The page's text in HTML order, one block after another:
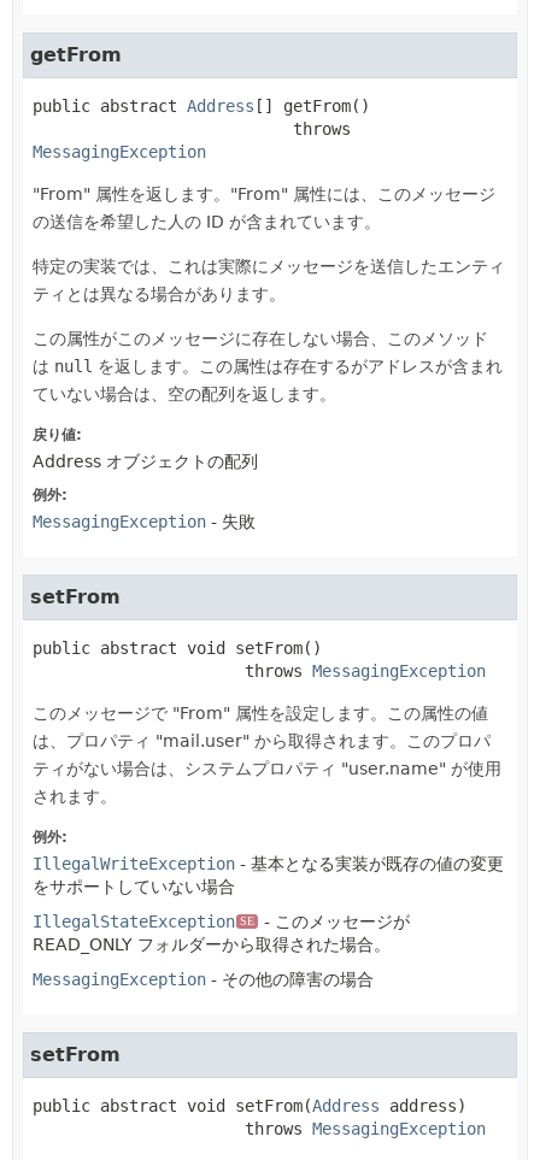
getFrom
public abstract Address [] getFrom()
                           throws
MessagingException
"From" 属性を返します。"From" 属性には、このメッセージ
の送信を希望した人の ID が含まれています。
特定の実装では、これは実際にメッセージを送信したエンティ
ティとは異なる場合があります。
この属性がこのメッセージに存在しない場合、このメソッド
は null を返します。この属性は存在するがアドレスが含まれ
ていない場合は、空の配列を返します。
戻り値:
Address オブジェクトの配列
例外:
MessagingException - 失敗
setFrom
public abstract void setFrom()
                      throws
MessagingException
このメッセージで "From" 属性を設定します。この属性の値
は、プロパティ "mail.user" から取得されます。このプロパ
ティがない場合は、システムプロパティ "user.name" が使用
されます。
例外:
IllegalWriteException - 基本となる実装が既存の値の変更
をサポートしていない場合
IllegalStateException SE
- このメッセージが
READ_ONLY フォルダーから取得された場合。
MessagingException - その他の障害の場合
setFrom
public abstract void setFrom(Address address)
                      throws
MessagingException